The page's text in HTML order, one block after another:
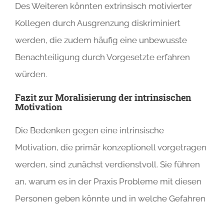
Des Weiteren könnten extrinsisch motivierter
Kollegen durch Ausgrenzung diskriminiert
werden, die zudem häufig eine unbewusste
Benachteiligung durch Vorgesetzte erfahren
würden.
Fazit zur Moralisierung der intrinsischen
Motivation
Die Bedenken gegen eine intrinsische
Motivation, die primär konzeptionell vorgetragen
werden, sind zunächst verdienstvoll. Sie führen
an, warum es in der Praxis Probleme mit diesen
Personen geben könnte und in welche Gefahren